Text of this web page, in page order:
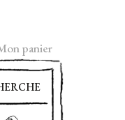
panier